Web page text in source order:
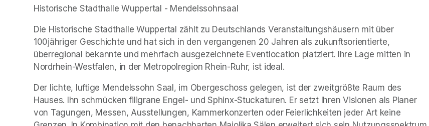
Historische Stadthalle Wuppertal - Mendelssohnsaal
Die Historische Stadthalle Wuppertal zählt zu Deutschlands Veranstaltungshäusern mit über
100jähriger Geschichte und hat sich in den vergangenen 20 Jahren als zukunftsorientierte,
überregional bekannte und mehrfach ausgezeichnete Eventlocation platziert. Ihre Lage mitten in
Nordrhein-Westfalen, in der Metropolregion Rhein-Ruhr, ist ideal.
Der lichte, luftige Mendelssohn Saal, im Obergeschoss gelegen, ist der zweitgrößte Raum des
Hauses. Ihn schmücken filigrane Engel- und Sphinx-Stuckaturen. Er setzt Ihren Visionen als Planer
von Tagungen, Messen, Ausstellungen, Kammerkonzerten oder Feierlichkeiten jeder Art keine